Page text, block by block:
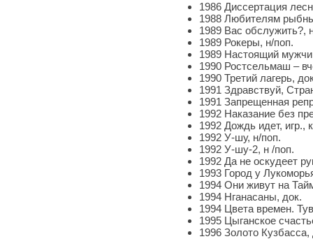
1986 Диссертация
1988 Любителям
1989 Вас обслужить?,
1989 Рокеры, н/поп.
1989 Настоящий
1990 Ростсельмаш –
1990 Третий лагерь,
1991 Здравствуй,
1991 Запрещенная
1992 Наказание без
1992 Дождь идет, игр.,
1992 У-шу, н/поп.
1992 У-шу-2, н /поп.
1992 Да не оскудеет
1993 Город у
1994 Они живут на
1994 Нганасаны, док.
1994 Цвета времен.
1995 Цыганское
1996 Золото Кузбасса,